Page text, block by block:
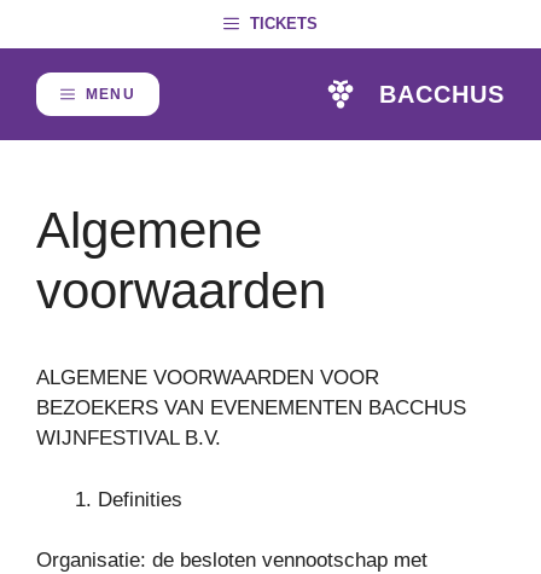
to
content
TICKETS
BACCHUS
MENU
Algemene
voorwaarden
ALGEMENE VOORWAARDEN VOOR
BEZOEKERS VAN EVENEMENTEN BACCHUS
WIJNFESTIVAL B.V.
Definities
Organisatie: de besloten vennootschap met